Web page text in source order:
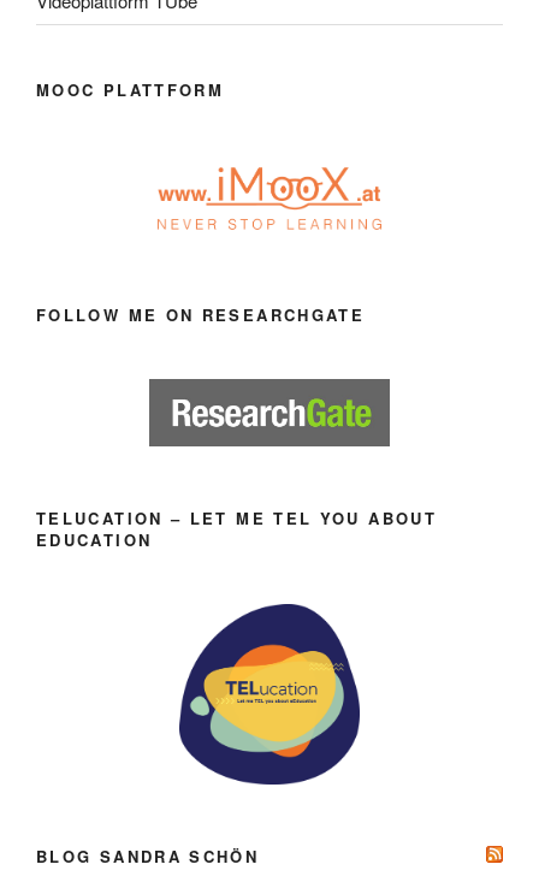
MOOC PLATTFORM
FOLLOW ME ON RESEARCHGATE
TELUCATION – LET ME TEL YOU ABOUT
EDUCATION
BLOG SANDRA SCHÖN